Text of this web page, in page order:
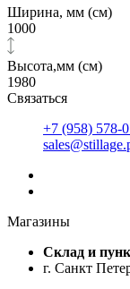
Ширина, мм (см)
1000
Высота,мм (см)
1980
Связаться
+7 (958) 578-
Магазины
Cклад и
г. Санкт